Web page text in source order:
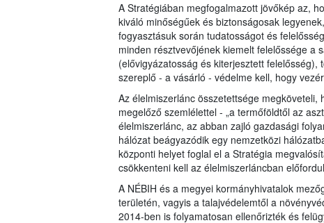
A Stratégiában megfogalmazott jövőkép az,
kiváló minőségűek és biztonságosak
fogyasztásuk során tudatosságot és
minden résztvevőjének kiemelt felelőssége a
(elővigyázatosság és kiterjesztett
szereplő - a vásárló - védelme kell, hogy
Az élelmiszerlánc összetettsége
megelőző szemlélettel - „a termőföldtől az
élelmiszerlánc, az abban zajló gazdasági
hálózat beágyazódik egy nemzetközi
központi helyet foglal el a Stratégia
csökkenteni kell az élelmiszerláncban
A NÉBIH és a megyei kormányhivatalok
területén, vagyis a talajvédelemtől a
2014-ben is folyamatosan ellenőrizték és